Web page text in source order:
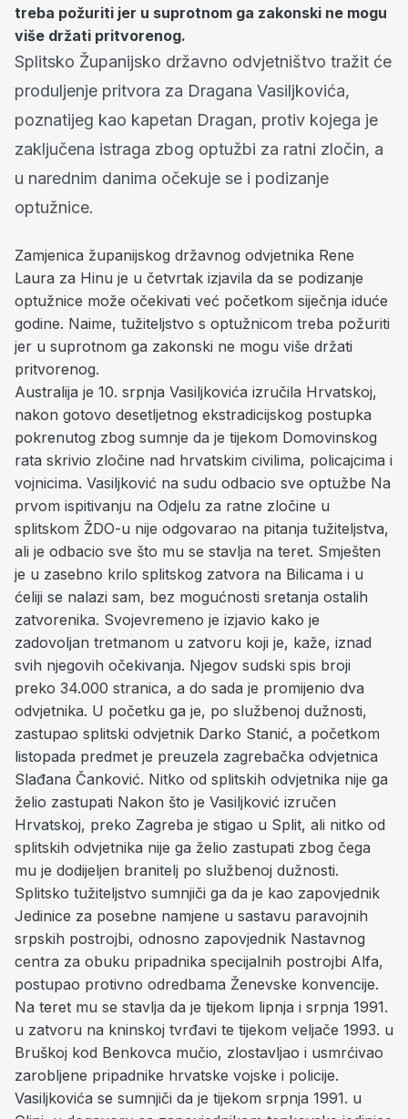
treba požuriti jer u suprotnom ga zakonski ne mogu
više držati pritvorenog.
Splitsko Županijsko državno odvjetništvo tražit će
produljenje pritvora za Dragana Vasiljkovića,
poznatijeg kao kapetan Dragan, protiv kojega je
zaključena istraga zbog optužbi za ratni zločin, a
u narednim danima očekuje se i podizanje
optužnice.
Zamjenica županijskog državnog odvjetnika Rene
Laura za Hinu je u četvrtak izjavila da se podizanje
optužnice može očekivati već početkom siječnja iduće
godine. Naime, tužiteljstvo s optužnicom treba požuriti
jer u suprotnom ga zakonski ne mogu više držati
pritvorenog.
Australija je 10. srpnja Vasiljkovića izručila Hrvatskoj,
nakon gotovo desetljetnog ekstradicijskog postupka
pokrenutog zbog sumnje da je tijekom Domovinskog
rata skrivio zločine nad hrvatskim civilima, policajcima i
vojnicima. Vasiljković na sudu odbacio sve optužbe Na
prvom ispitivanju na Odjelu za ratne zločine u
splitskom ŽDO-u nije odgovarao na pitanja tužiteljstva,
ali je odbacio sve što mu se stavlja na teret. Smješten
je u zasebno krilo splitskog zatvora na Bilicama i u
ćeliji se nalazi sam, bez mogućnosti sretanja ostalih
zatvorenika. Svojevremeno je izjavio kako je
zadovoljan tretmanom u zatvoru koji je, kaže, iznad
svih njegovih očekivanja. Njegov sudski spis broji
preko 34.000 stranica, a do sada je promijenio dva
odvjetnika. U početku ga je, po službenoj dužnosti,
zastupao splitski odvjetnik Darko Stanić, a početkom
listopada predmet je preuzela zagrebačka odvjetnica
Slađana Čanković. Nitko od splitskih odvjetnika nije ga
želio zastupati Nakon što je Vasiljković izručen
Hrvatskoj, preko Zagreba je stigao u Split, ali nitko od
splitskih odvjetnika nije ga želio zastupati zbog čega
mu je dodijeljen branitelj po službenoj dužnosti.
Splitsko tužiteljstvo sumnjiči ga da je kao zapovjednik
Jedinice za posebne namjene u sastavu paravojnih
srpskih postrojbi, odnosno zapovjednik Nastavnog
centra za obuku pripadnika specijalnih postrojbi Alfa,
postupao protivno odredbama Ženevske konvencije.
Na teret mu se stavlja da je tijekom lipnja i srpnja 1991.
u zatvoru na kninskoj tvrđavi te tijekom veljače 1993. u
Bruškoj kod Benkovca mučio, zlostavljao i usmrćivao
zarobljene pripadnike hrvatske vojske i policije.
Vasiljkovića se sumnjiči da je tijekom srpnja 1991. u